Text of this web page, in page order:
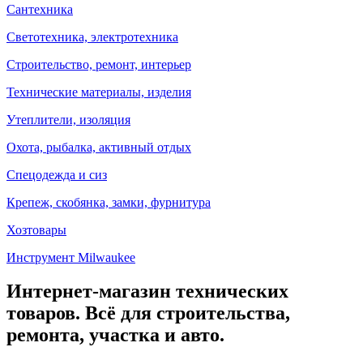
Сантехника
Светотехника, электротехника
Строительство, ремонт, интерьер
Технические материалы, изделия
Утеплители, изоляция
Охота, рыбалка, активный отдых
Спецодежда и сиз
Крепеж, скобянка, замки, фурнитура
Хозтовары
Инструмент Milwaukee
Интернет-магазин технических
товаров. Всё для строительства,
ремонта, участка и авто.